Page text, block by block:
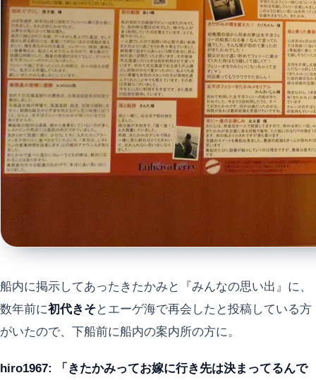
船内に掲示してあったきたかみと『みんなの思い出』に、
数年前に初代きそとエーゲ海で再会したと投稿している方
がいたので、下船前に船内の案内所の方に。
hiro1967: 「きたかみってお嫁に行き先は決まってるんで